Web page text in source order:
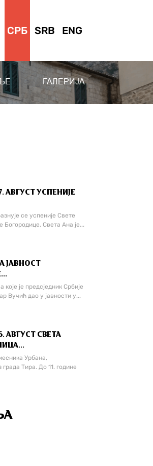
СРБ SRB ENG
ГАЛЕРИЈА
АВГУСТ УСПЕНИЈЕ
се успеније Свете
Богородице. Света Ана је...
ЈАВНОСТ
које је предсједник Србије
Вучић дао у јавности у...
АВГУСТ СВЕТА
Урбана,
Тира. До 11. године